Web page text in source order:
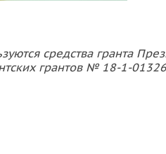
средства гранта
грантов № 18-1-